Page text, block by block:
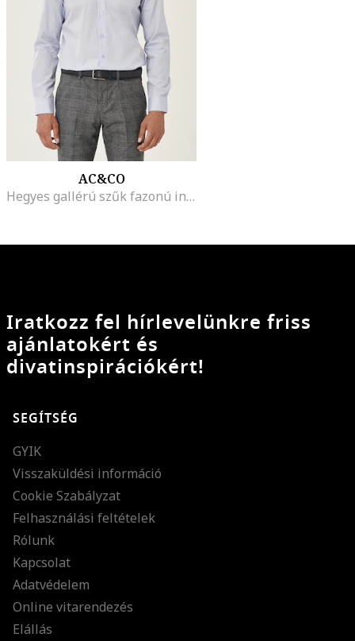
AC&CO
Hegyes gallérú szűk fazonú ing, Pasztellkék
Iratkozz fel hírlevelünkre friss
ajánlatokért és
divatinspirációkért!
SEGÍTSÉG
GYIK
Visszaküldési információ
Cookie Szabályzat
Felhasználási feltételek
Rólunk
Kapcsolat
Adatvédelem
Online vitarendezés
Elállás